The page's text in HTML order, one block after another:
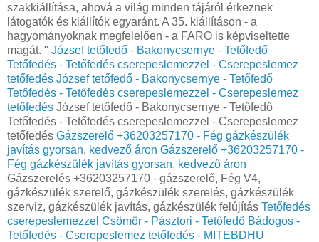
szakkiállítása, ahová a világ minden tájáról érkeznek
látogatók és kiállítók egyaránt. A 35. kiállításon - a
hagyományoknak megfelelően - a FARO is képviseltette
magát. " József tetőfedő - Bakonycsernye - Tetőfedő
Tetőfedés - Tetőfedés cserepeslemezzel - Cserepeslemez
tetőfedés József tetőfedő - Bakonycsernye - Tetőfedő
Tetőfedés - Tetőfedés cserepeslemezzel - Cserepeslemez
tetőfedés József tetőfedő - Bakonycsernye - Tetőfedő
Tetőfedés - Tetőfedés cserepeslemezzel - Cserepeslemez
tetőfedés Gázszerelő +36203257170 - Fég gázkészülék
javítás gyorsan, kedvező áron Gázszerelő +36203257170 -
Fég gázkészülék javítás gyorsan, kedvező áron
Gázszerelés +36203257170 - gázszerelő, Fég V4,
gázkészülék szerelő, gázkészülék szerelés, gázkészülék
szerviz, gázkészülék javítás, gázkészülék felújítás Tetőfedés
cserepeslemezzel Csömör - Pásztori - Tetőfedő Bádogos -
Tetőfedés - Cserepeslemez tetőfedés - MITEBDHU